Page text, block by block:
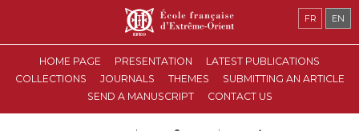
HOME PAGE PRESENTATION
LATEST PUBLICATIONS
COLLECTIONS
JOURNALS THEMES
SUBMITTING AN ARTICLE
SEND A MANUSCRIPT
CONTACT US
FR EN